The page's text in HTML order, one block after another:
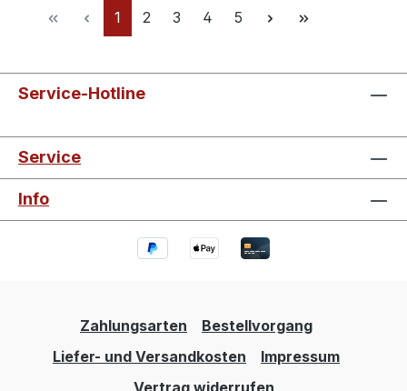
Seite
1 Seite
2 Seite
3 Seite
4 Seite
5
Service-Hotline
Service
Info
Zahlungsarten
Bestellvorgang
Liefer- und Versandkosten
Impressum
Vertrag widerrufen